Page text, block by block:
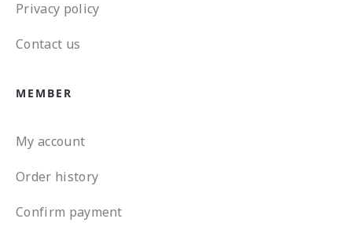
Privacy policy
Contact us
MEMBER
My account
Order history
Confirm payment